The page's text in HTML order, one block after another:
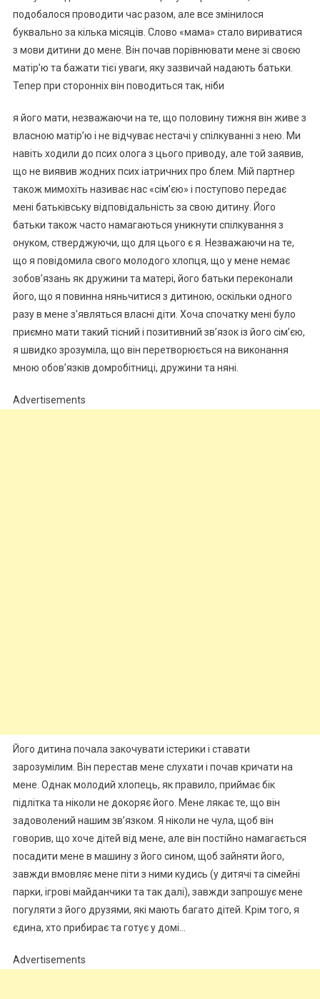
подобалося проводити час разом, але все змінилося
буквально за кілька місяців. Слово «мама» стало вириватися
з мови дитини до мене. Він почав порівнювати мене зі своєю
матір’ю та бажати тієї уваги, яку зазвичай надають батьки.
Тепер при сторонніх він поводиться так, ніби
я його мати, незважаючи на те, що половину тижня він живе з
власною матір’ю і не відчуває нестачі у спілкуванні з нею. Ми
навіть ходили до псих олога з цього приводу, але той заявив,
що не виявив жодних псих іатричних про блем. Мій партнер
також мимохіть називає нас «сім’єю» і поступово передає
мені батьківську відповідальність за свою дитину. Його
батьки також часто намагаються уникнути спілкування з
онуком, стверджуючи, що для цього є я. Незважаючи на те,
що я повідомила свого молодого хлопця, що у мене немає
зобов’язань як дружини та матері, його батьки переконали
його, що я повинна няньчитися з дитиною, оскільки одного
разу в мене з’являться власні діти. Хоча спочатку мені було
приємно мати такий тісний і позитивний зв’язок із його сім’єю,
я швидко зрозуміла, що він перетворюється на виконання
мною обов’язків домробітниці, дружини та няні.
Advertisements
Його дитина почала закочувати істерики і ставати
зарозумілим. Він перестав мене слухати і почав кричати на
мене. Однак молодий хлопець, як правило, приймає бік
підлітка та ніколи не докоряє його. Мене лякає те, що він
задоволений нашим зв’язком. Я ніколи не чула, щоб він
говорив, що хоче дітей від мене, але він постійно намагається
посадити мене в машину з його сином, щоб зайняти його,
завжди вмовляє мене піти з ними кудись (у дитячі та сімейні
парки, ігрові майданчики та так далі), завжди запрошує мене
погуляти з його друзями, які мають багато дітей. Крім того, я
єдина, хто прибирає та готує у домі…
Advertisements